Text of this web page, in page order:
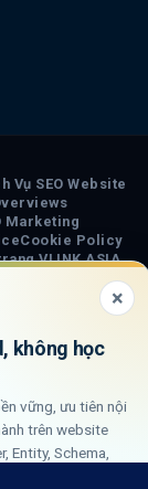
Cash
Delivery
Vụ SEO Website
Marketing
Cookie Policy
VLINK ASIA
×
không học
vững, ưu tiên nội
trên website
Entity, Schema,